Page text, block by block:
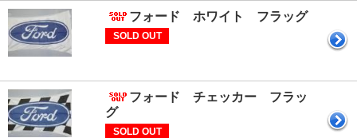
フォード ホワイト フラッグ
SOLD OUT
フォード チェッカー フラッ
グ
SOLD OUT